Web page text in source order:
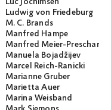
Ludwig von Friedeburg
M. C. Brands
Manfred Hampe
Manfred Meier-Preschany
Manuela Bojadžijev
Marcel Reich-Ranicki
Marianne Gruber
Marietta Auer
Marina Weisband